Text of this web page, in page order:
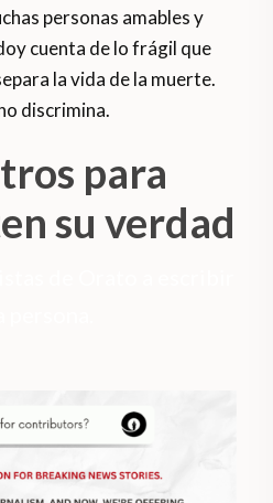
personas amables y
cuenta de lo frágil que
la vida de la muerte.
discrimina.
para
su verdad